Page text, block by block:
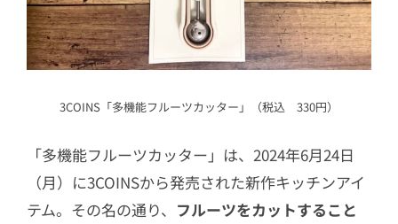
3COINS「多機能フルーツカッター」（税込 330円）
「多機能フルーツカッター」は、2024年6月24日
（月）に3COINSから発売された新作キッチンアイ
テム。その名の通り、 フルーツをカットすること